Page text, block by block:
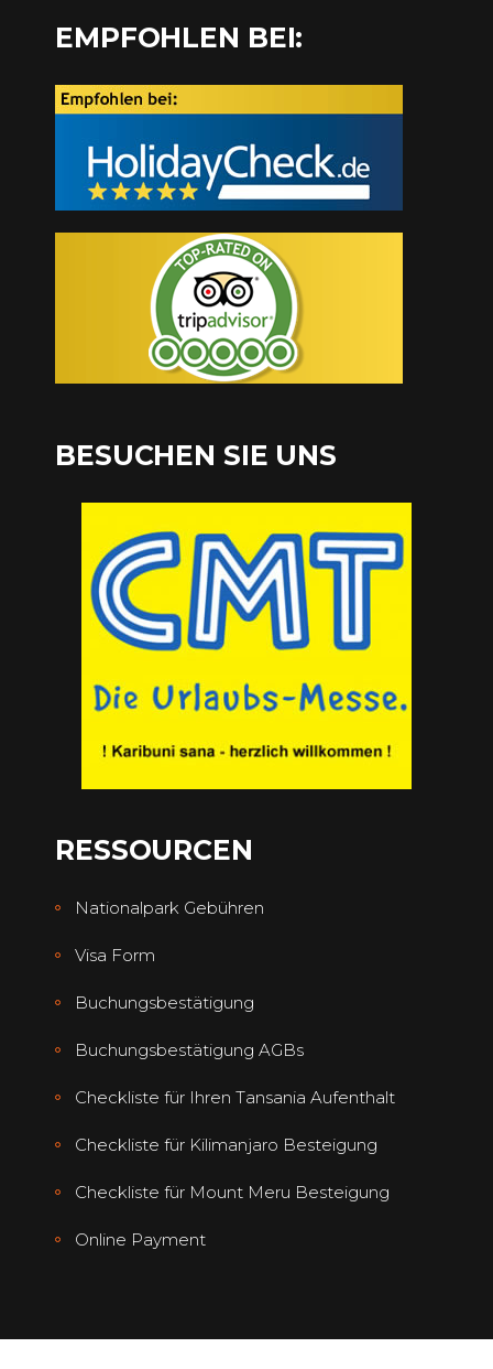
EMPFOHLEN BEI:
BESUCHEN SIE UNS
RESSOURCEN
Nationalpark Gebühren
Visa Form
Buchungsbestätigung
Buchungsbestätigung AGBs
Checkliste für Ihren Tansania Aufenthalt
Checkliste für Kilimanjaro Besteigung
Checkliste für Mount Meru Besteigung
Online Payment